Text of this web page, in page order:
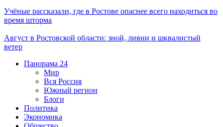
Учёные рассказали, где в Ростове опаснее всего находиться во
время шторма
Август в Ростовской области: зной, ливни и шквалистый
ветер
Панорама 24
Мир
Вся Россия
Южный регион
Блоги
Политика
Экономика